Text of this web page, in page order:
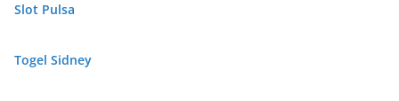
Slot Pulsa
Togel Sidney